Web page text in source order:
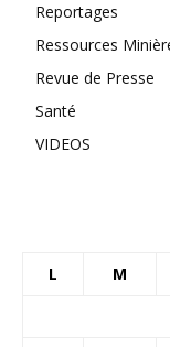
Reportages
Ressources
Revue de Presse
Santé
VIDEOS
L M